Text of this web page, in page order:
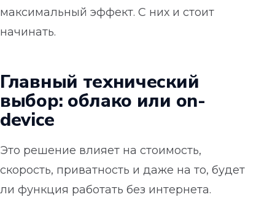
максимальный эффект. С них и стоит
начинать.
Главный технический
выбор: облако или on-
device
Это решение влияет на стоимость,
скорость, приватность и даже на то, будет
ли функция работать без интернета.